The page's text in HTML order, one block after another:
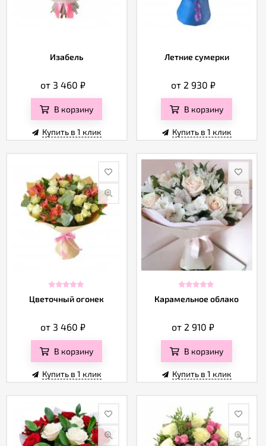
Изабель
от 3 460₽
В корзину
Купить в 1 клик
Летние сумерки
от 2 930 ₽
В корзину
Купить в 1 клик
Цветочный огонек
от 3 460₽
В корзину
Купить в 1 клик
Карамельное облако
от 2 910₽
В корзину
Купить в 1 клик